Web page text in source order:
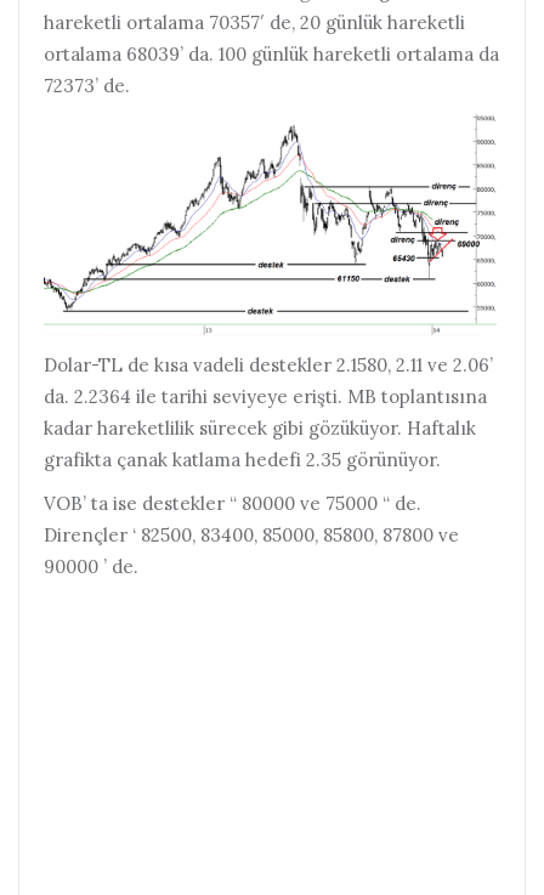
hareketli ortalama 70357′ de, 20 günlük hareketli
ortalama 68039’ da. 100 günlük hareketli ortalama da
72373’ de.
Dolar-TL de kısa vadeli destekler 2.1580, 2.11 ve 2.06’
da. 2.2364 ile tarihi seviyeye erişti. MB toplantısına
kadar hareketlilik sürecek gibi gözüküyor. Haftalık
grafikta çanak katlama hedefi 2.35 görünüyor.
VOB’ ta ise destekler “ 80000 ve 75000 “ de.
Dirençler ‘ 82500, 83400, 85000, 85800, 87800 ve
90000 ’ de.